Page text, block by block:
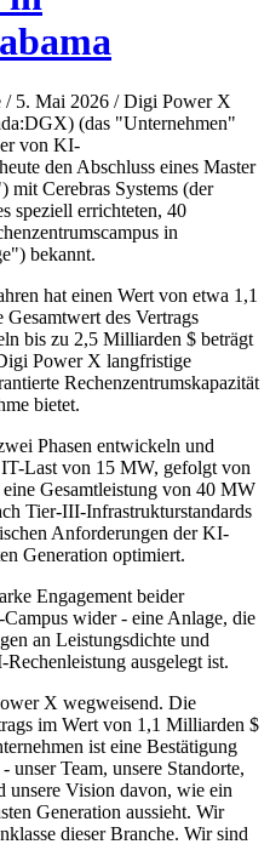
5. Mai 2026 / Digi Power X
(das "Unternehmen"
von KI-
den Abschluss eines Master
mit Cerebras Systems (der
speziell errichteten, 40
in
bekannt.
hat einen Wert von etwa 1,1
des Vertrags
bis zu 2,5 Milliarden $ beträgt
Power X langfristige
Rechenzentrumskapazität
bietet.
Phasen entwickeln und
IT-Last von 15 MW, gefolgt von
Gesamtleistung von 40 MW
Tier-III-Infrastrukturstandards
Anforderungen der KI-
Generation optimiert.
Engagement beider
wider - eine Anlage, die
an Leistungsdichte und
ausgelegt ist.
X wegweisend. Die
im Wert von 1,1 Milliarden $
ist eine Bestätigung
unser Team, unsere Standorte,
unsere Vision davon, wie ein
Generation aussieht. Wir
dieser Branche. Wir sind